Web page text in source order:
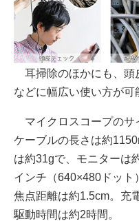
耳掃除のほかにも、頭
などに幅広い使い方が可
マイクロスコープのサ
ケーブルの長さは約
は約31gで、モニターは
インチ（640×480ドット
焦点距離は約1.5cm。充
駆動時間は約2時間。